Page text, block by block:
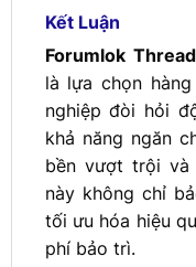
Kết Luận
Forumlok
là lựa chọn
nghiệp đòi hỏi
khả năng ngăn
bền vượt trội và
này không chỉ
tối ưu hóa hiệu
phí bảo trì.